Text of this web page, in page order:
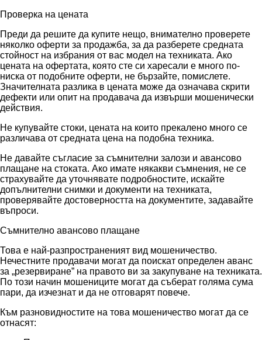
Проверка на цената
Преди да решите да купите нещо, внимателно проверете
няколко оферти за продажба, за да разберете средната
стойност на избрания от вас модел на техниката. Ако
цената на офертата, която сте си харесали е много по-
ниска от подобните оферти, не бързайте, помислете.
Значителната разлика в цената може да означава скрити
дефекти или опит на продавача да извърши мошенически
действия.
Не купувайте стоки, цената на които прекалено много се
различава от средната цена на подобна техника.
Не давайте съгласие за съмнителни залози и авансово
плащане на стоката. Ако имате някакви съмнения, не се
страхувайте да уточнявате подробностите, искайте
допълнителни снимки и документи на техниката,
проверявайте достоверността на документите, задавайте
въпроси.
Съмнително авансово плащане
Това е най-разпространеният вид мошеничество.
Нечестните продавачи могат да поискат определен аванс
за „резервиране” на правото ви за закупуване на техниката.
По този начин мошениците могат да съберат голяма сума
пари, да изчезнат и да не отговарят повече.
Към разновидностите на това мошеничество могат да се
отнасят: